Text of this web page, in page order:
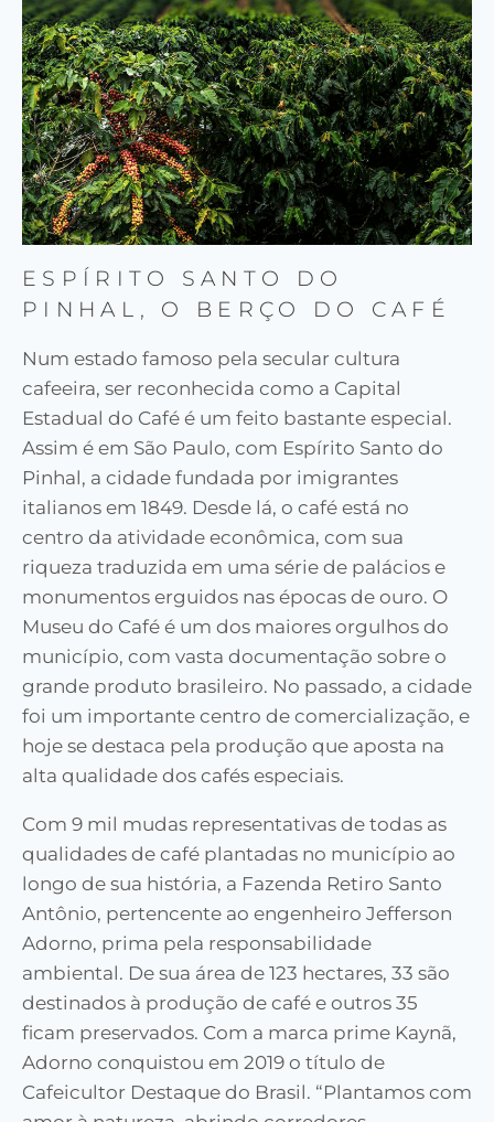
ESPÍRITO SANTO DO
PINHAL, O BERÇO DO CAFÉ
Num estado famoso pela secular cultura
cafeeira, ser reconhecida como a Capital
Estadual do Café é um feito bastante especial.
Assim é em São Paulo, com Espírito Santo do
Pinhal, a cidade fundada por imigrantes
italianos em 1849. Desde lá, o café está no
centro da atividade econômica, com sua
riqueza traduzida em uma série de palácios e
monumentos erguidos nas épocas de ouro. O
Museu do Café é um dos maiores orgulhos do
município, com vasta documentação sobre o
grande produto brasileiro. No passado, a cidade
foi um importante centro de comercialização, e
hoje se destaca pela produção que aposta na
alta qualidade dos cafés especiais.
Com 9 mil mudas representativas de todas as
qualidades de café plantadas no município ao
longo de sua história, a Fazenda Retiro Santo
Antônio, pertencente ao engenheiro Jefferson
Adorno, prima pela responsabilidade
ambiental. De sua área de 123 hectares, 33 são
destinados à produção de café e outros 35
ficam preservados. Com a marca prime Kaynã,
Adorno conquistou em 2019 o título de
Cafeicultor Destaque do Brasil. “Plantamos com